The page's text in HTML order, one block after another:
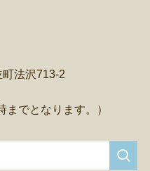
法沢713-2
までとなります。）